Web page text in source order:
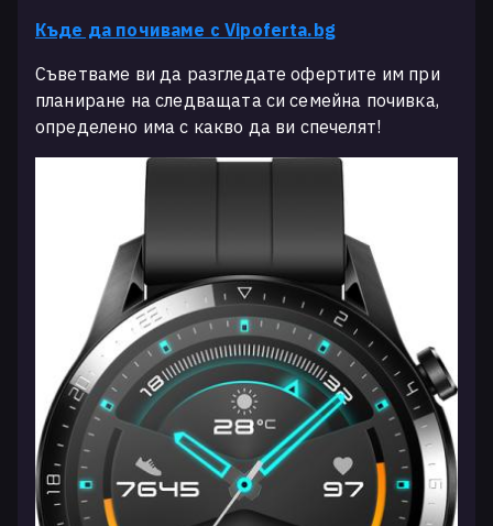
Къде да почиваме с Vipoferta.bg
Съветваме ви да разгледате офертите им при
планиране на следващата си семейна почивка,
определено има с какво да ви спечелят!